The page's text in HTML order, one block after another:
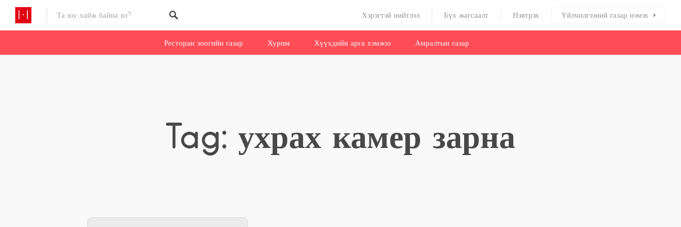
Хэрэгтэй нийтлэл Бүх жагсаалт Нэвтрэх Үйлчилгээний газар нэмэх
Ресторан зоогийн газар Хурим Хүүхдийн арга хэмжээ Амралтын газар
Tag: ухрах камер зарна